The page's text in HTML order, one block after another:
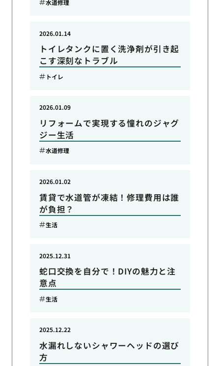
水道修理
トイレタンクに置く洗浄剤が引き起
こす深刻なトラブル
2026.01.14
トイレ
リフォームで実現する憧れのジャグ
ジー生活
2026.01.09
水道修理
賃貸で水道管が凍結！修理費用は誰
が負担？
2026.01.02
生活
蛇口交換を自分で！DIYの魅力と注
意点
2025.12.31
生活
水漏れしないシャワーヘッドの選び
方
2025.12.22